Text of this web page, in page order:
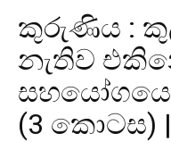
කුරුණිය :
නැතිව
(3 කොටස) |